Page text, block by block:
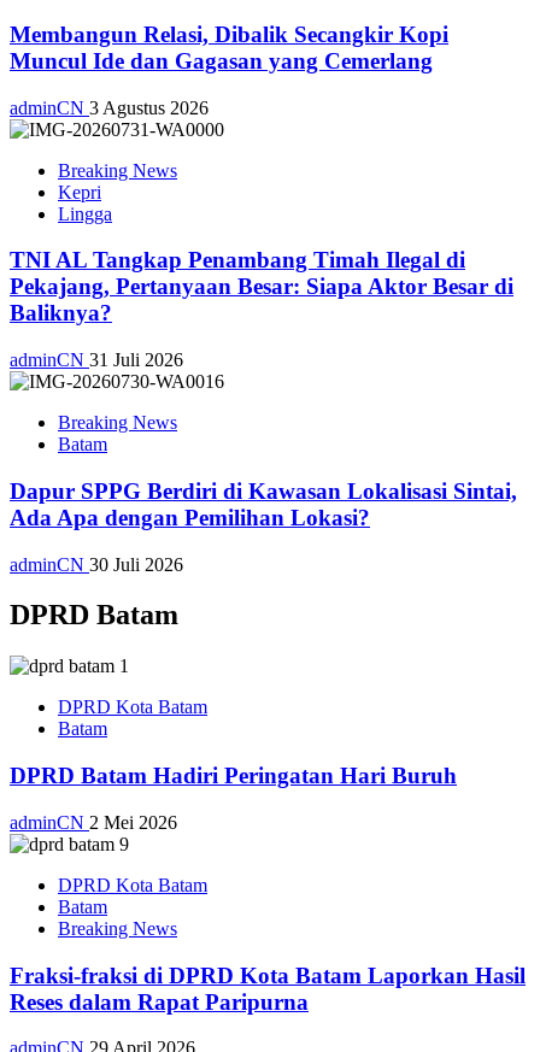
Membangun Relasi, Dibalik Secangkir Kopi
Muncul Ide dan Gagasan yang Cemerlang
adminCN 3 Agustus 2026
Breaking News
Kepri
Lingga
TNI AL Tangkap Penambang Timah Ilegal di
Pekajang, Pertanyaan Besar: Siapa Aktor Besar di
Baliknya?
adminCN 31 Juli 2026
Breaking News
Batam
Dapur SPPG Berdiri di Kawasan Lokalisasi Sintai,
Ada Apa dengan Pemilihan Lokasi?
adminCN 30 Juli 2026
DPRD Batam
DPRD Kota Batam
Batam
DPRD Batam Hadiri Peringatan Hari Buruh
adminCN 2 Mei 2026
DPRD Kota Batam
Batam
Breaking News
Fraksi-fraksi di DPRD Kota Batam Laporkan Hasil
Reses dalam Rapat Paripurna